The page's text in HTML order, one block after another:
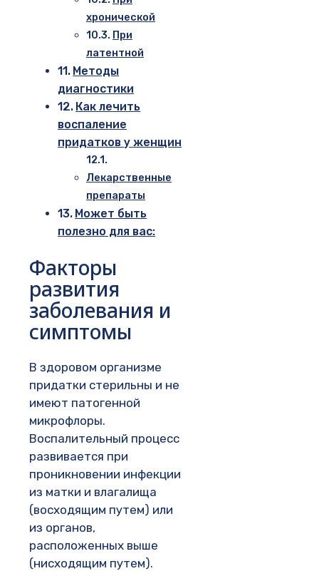
хронической
При
латентной
Методы
диагностики
Как лечить
воспаление
придатков у женщин
Лекарственные
препараты
Может быть
полезно для вас:
Факторы
развития
заболевания и
симптомы
В здоровом организме
придатки стерильны и не
имеют патогенной
микрофлоры.
Воспалительный процесс
развивается при
проникновении инфекции
из матки и влагалища
(восходящим путем) или
из органов,
расположенных выше
(нисходящим путем).